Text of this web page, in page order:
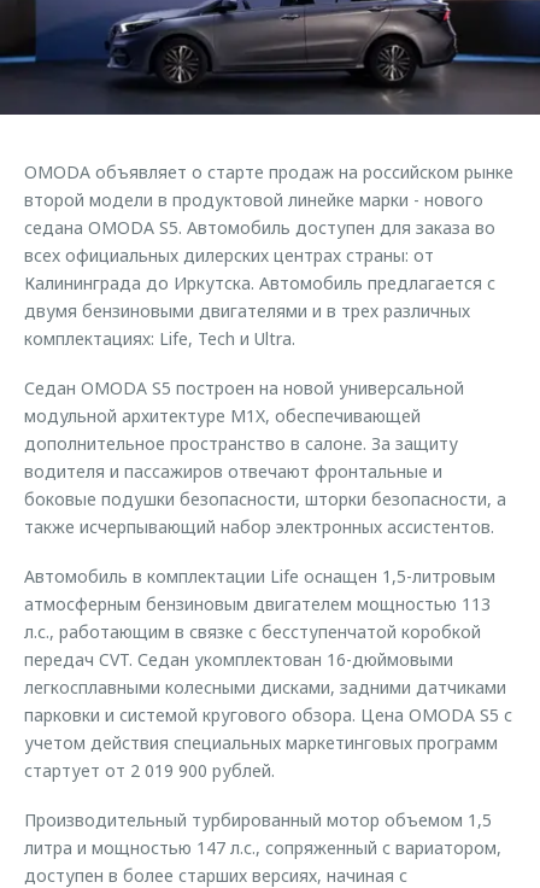
Страхование
Кредитный калькулятор
Оригинальные аксессуары
Запчасти
Трейд-ин
Калькулятор трейд-ин
Клиентская поддержка
O&J Автоклуб
Клуб владельцев OMODA
Аксессуары
Одежда и сувениры
Оригинальные аксессуары
Запчасти
Обратная связь
OMODA объявляет о старте продаж на российском рынке
второй модели в продуктовой линейке марки - нового
седана OMODA S5. Автомобиль доступен для заказа во
всех официальных дилерских центрах страны: от
Калининграда до Иркутска. Автомобиль предлагается с
двумя бензиновыми двигателями и в трех различных
комплектациях: Life, Tech и Ultra.
Седан OMODA S5 построен на новой универсальной
модульной архитектуре M1X, обеспечивающей
дополнительное пространство в салоне. За защиту
водителя и пассажиров отвечают фронтальные и
боковые подушки безопасности, шторки безопасности, а
также исчерпывающий набор электронных ассистентов.
Автомобиль в комплектации Life оснащен 1,5-литровым
атмосферным бензиновым двигателем мощностью 113
л.с., работающим в связке с бесступенчатой коробкой
передач CVT. Седан укомплектован 16-дюймовыми
легкосплавными колесными дисками, задними датчиками
парковки и системой кругового обзора. Цена OMODA S5 с
учетом действия специальных маркетинговых программ
стартует от 2 019 900 рублей.
Производительный турбированный мотор объемом 1,5
литра и мощностью 147 л.с., сопряженный с вариатором,
доступен в более старших версиях, начиная с